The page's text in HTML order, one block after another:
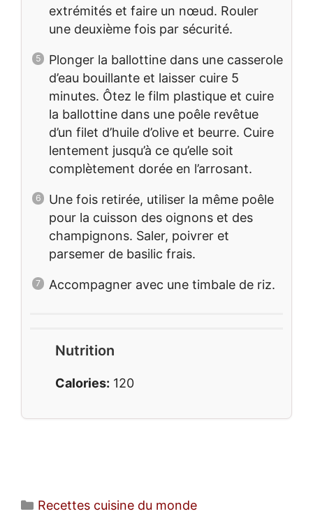
extrémités et faire un nœud. Rouler
une deuxième fois par sécurité.
Plonger la ballottine dans une casserole
d’eau bouillante et laisser cuire 5
minutes. Ôtez le film plastique et cuire
la ballottine dans une poêle revêtue
d’un filet d’huile d’olive et beurre. Cuire
lentement jusqu’à ce qu’elle soit
complètement dorée en l’arrosant.
Une fois retirée, utiliser la même poêle
pour la cuisson des oignons et des
champignons. Saler, poivrer et
parsemer de basilic frais.
Accompagner avec une timbale de riz.
Nutrition
Calories: 120
Catégories
Recettes cuisine du monde